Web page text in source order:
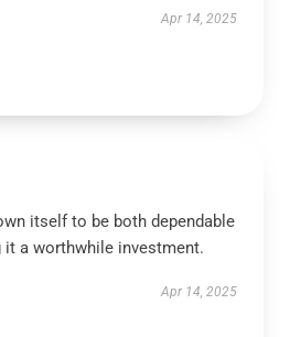
Apr 14, 2025
itself to be both dependable
it a worthwhile investment.
Apr 14, 2025